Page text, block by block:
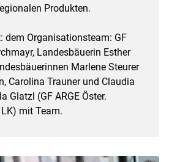
Produkten.
dem Organisationsteam: GF
Landesbäuerin Esther
Marlene Steurer
Carolina Trauner und Claudia
Glatzl (GF ARGE Öster.
mit Team.